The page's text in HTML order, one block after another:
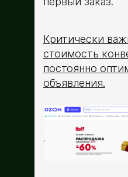
Критически
стоимость
постоянно
объявления.